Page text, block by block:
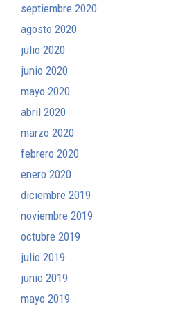
septiembre 2020
agosto 2020
julio 2020
junio 2020
mayo 2020
abril 2020
marzo 2020
febrero 2020
enero 2020
diciembre 2019
noviembre 2019
octubre 2019
julio 2019
junio 2019
mayo 2019